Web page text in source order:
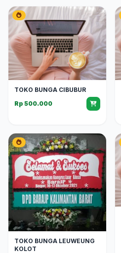
TOKO BUNGA CIBUBUR
Rp 500.000
TOKO BUNGA LEUWEUNG
KOLOT